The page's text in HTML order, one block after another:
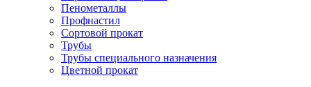
Пенометаллы
Профнастил
Сортовой прокат
Трубы
Трубы специального назначения
Цветной прокат